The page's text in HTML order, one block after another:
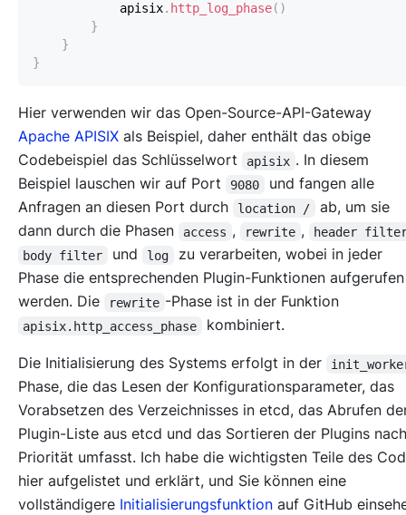
            apisix
. http_log_phase( )
}
}
}
Hier verwenden wir das Open-Source-API-Gateway
Apache APISIX als Beispiel, daher enthält das obige
Codebeispiel das Schlüsselwort
apisix . In diesem
Beispiel lauschen wir auf Port
9080
und fangen alle
Anfragen an diesen Port durch
location /
ab, um sie
dann durch die Phasen
access , rewrite ,
header
body filter
und log
zu verarbeiten, wobei in jeder
Phase die entsprechenden Plugin-Funktionen aufgerufen
werden. Die
rewrite -Phase ist in der Funktion
apisix.http_access_phase kombiniert.
Die Initialisierung des Systems erfolgt in der
Phase, die das Lesen der Konfigurationsparameter, das
Vorabsetzen des Verzeichnisses in etcd, das Abrufen
Plugin-Liste aus etcd und das Sortieren der Plugins nach
Priorität umfasst. Ich habe die wichtigsten Teile des
hier aufgelistet und erklärt, und Sie können eine
vollständigere Initialisierungsfunktion auf GitHub